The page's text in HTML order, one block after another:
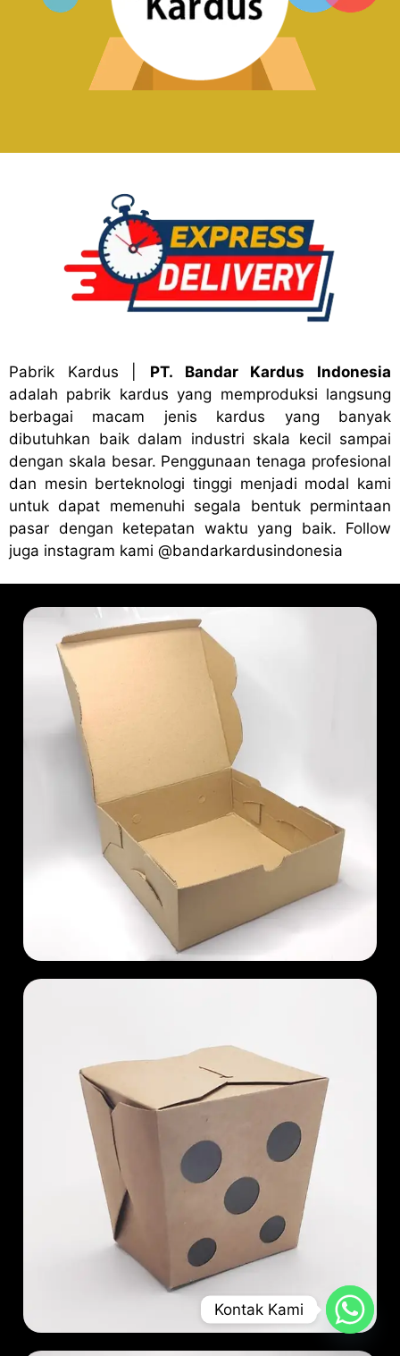
Pabrik Kardus
PT. Bandar Kardus Indonesia
adalah pabrik kardus yang memproduksi langsung
berbagai macam jenis kardus yang banyak
dibutuhkan baik dalam industri skala kecil sampai
dengan skala besar. Penggunaan tenaga profesional
dan mesin berteknologi tinggi menjadi modal kami
untuk dapat memenuhi segala bentuk permintaan
pasar dengan ketepatan waktu yang baik. Follow
juga instagram kami @bandarkardusindonesia
Kontak Kami